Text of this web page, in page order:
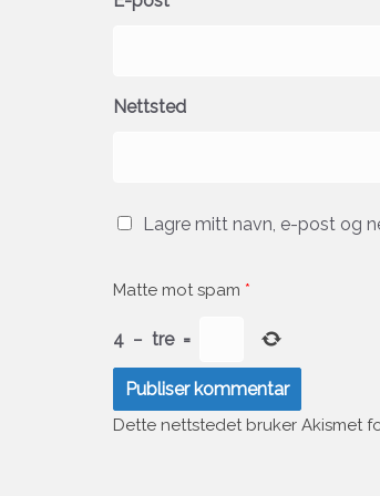
Nettsted
Lagre mitt navn, e-post og
Matte mot spam *
4 − tre =
Dette nettstedet bruker Akismet